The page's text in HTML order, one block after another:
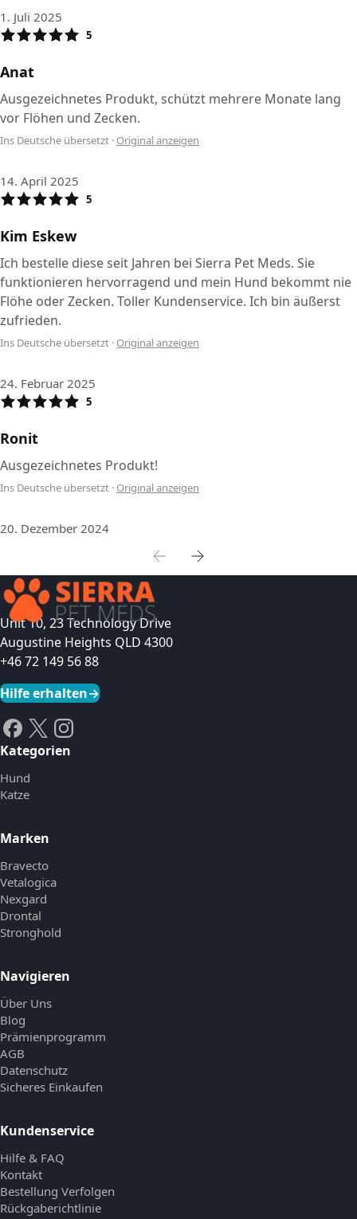
1. Juli 2025
5
Anat
Ausgezeichnetes Produkt, schützt mehrere Monate lang
vor Flöhen und Zecken.
Ins Deutsche übersetzt · Original anzeigen
14. April 2025
5
Kim Eskew
Ich bestelle diese seit Jahren bei Sierra Pet Meds. Sie
funktionieren hervorragend und mein Hund bekommt nie
Flöhe oder Zecken. Toller Kundenservice. Ich bin äußerst
zufrieden.
Ins Deutsche übersetzt · Original anzeigen
24. Februar 2025
5
Ronit
Ausgezeichnetes Produkt!
Ins Deutsche übersetzt · Original anzeigen
20. Dezember 2024
Unit 10, 23 Technology Drive
Augustine Heights QLD 4300
+46 72 149 56 88
Hilfe erhalten→
Kategorien
Hund
Katze
Marken
Bravecto
Vetalogica
Nexgard
Drontal
Stronghold
Navigieren
Über Uns
Blog
Prämienprogramm
AGB
Datenschutz
Sicheres Einkaufen
Kundenservice
Hilfe & FAQ
Kontakt
Bestellung Verfolgen
Rückgaberichtlinie